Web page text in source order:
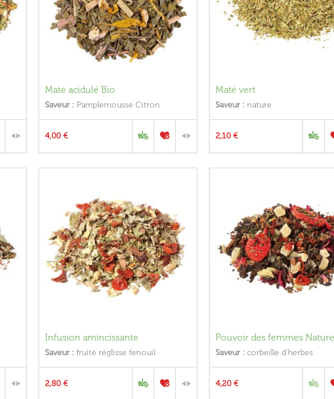
Maté acidulé Bio
Saveur : Pamplemousse Citron
4,00 €
Maté vert
Saveur : nature
2,10 €
Infusion amincissante
Saveur : fruité réglisse fenouil
2,80 €
Pouvoir des femmes
Saveur : corbeille d'herbes
4,20 €